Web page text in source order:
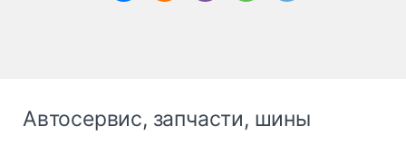
Автосервис, запчасти, шины